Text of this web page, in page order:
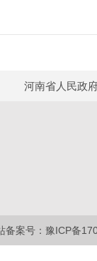
河南省人民政
备案号：豫ICP备